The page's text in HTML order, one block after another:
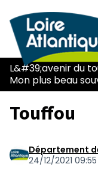
L&#39;avenir du
Mon plus beau
Touffou
Département
24/12/2021 09:55